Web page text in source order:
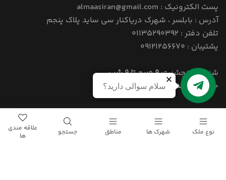
پست الکترونیک : almaasiran@gmail.com
آدرس : بابلسر ، شهرک دریاکنار سی ساید پلاک پنجم
تلفن دفتر : 01135290392
پشتیبان : 09121256670
شنبه تا پنجشنبه:9 صبح تا 9 شب
جمعه:4 بعد از ظهر تا 9 شب
Powered By Group
نوع ملک شهرک ها مناطق جستجو
علاقه مندی
ها
سلام سوالی دارید؟